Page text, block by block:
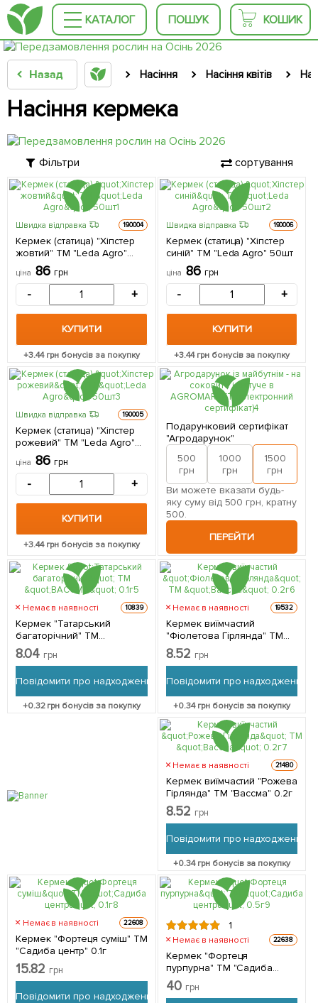
КАТАЛОГ ПОШУК КОШИК
Назад Насіння Насіння квітів
Насіння кермека
Фільтри сортування
Швидка відправка 190004
Кермек (статица) "Хіпстер
жовтий" ТМ "Leda Agro"
50шт
ціна 86 грн
- +
КУПИТИ
+3.44грн бонусів за покупку
Швидка відправка 190006
Кермек (статица) "Хіпстер
синій" ТМ "Leda Agro" 50шт
ціна 86 грн
- +
КУПИТИ
+3.44грн бонусів за покупку
Швидка відправка 190005
Кермек (статица) "Хіпстер
рожевий" ТМ "Leda Agro"
50шт
ціна 86 грн
- +
КУПИТИ
+3.44грн бонусів за покупку
Подарунковий сертифікат
"Агродарунок"
500
грн
1000
грн
1500
грн
Ви можете вказати будь-
яку суму від 500 грн, кратну
500.
ПЕРЕЙТИ
Немає в наявності 10839
Кермек "Татарський
багаторічний" ТМ
"ВАССМА" 0.1г
8.04 грн
Повідомити про надходження
+0.32грн бонусів за покупку
Немає в наявності 19532
Кермек виїмчастий
"Фіолетова Гірлянда" ТМ
"Вассма" 0.2г
8.52 грн
Повідомити про надходження
+0.34грн бонусів за покупку
Немає в наявності 21480
Кермек виїмчастий "Рожева
Гірлянда" ТМ "Вассма" 0.2г
8.52 грн
Повідомити про надходження
+0.34грн бонусів за покупку
Немає в наявності 22608
Кермек "Фортеця суміш" ТМ
"Садиба центр" 0.1г
15.82 грн
Повідомити про надходження
1
Немає в наявності 22638
Кермек "Фортеця
пурпурна" ТМ "Садиба
центр" 0.5г
40 грн